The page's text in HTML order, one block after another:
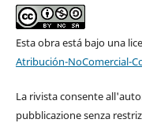
Esta obra está bajo una
Atribución-NoComercial-
La rivista consente
pubblicazione senza